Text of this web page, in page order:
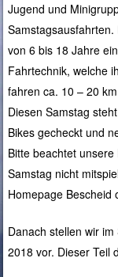
Jugend und
von 6 bis 18 Jahre
Fahrtechnik, welche
fahren ca. 10 – 20
Diesen Samstag
Bikes gecheckt und
Bitte beachtet
Samstag nicht
Homepage Bescheid
Danach stellen wir
2018 vor. Dieser Teil